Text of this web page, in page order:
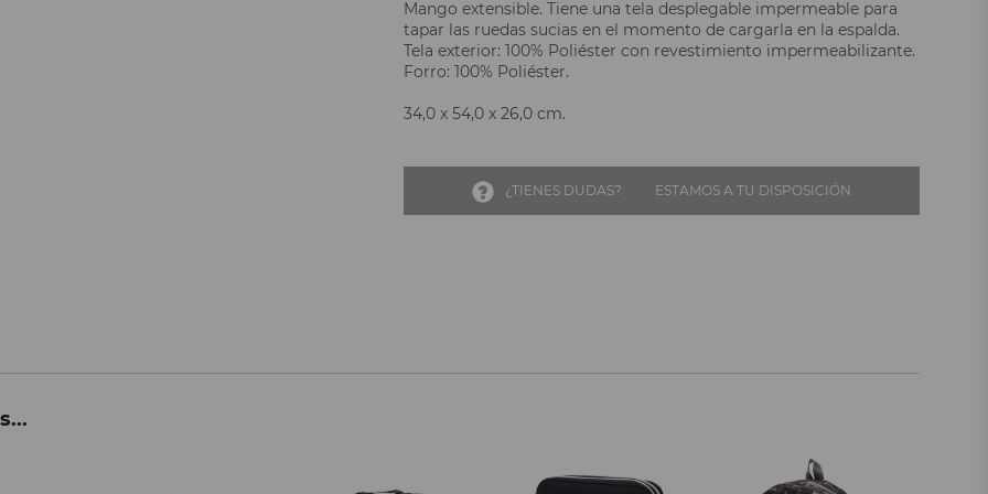
Mango extensible. Tiene una tela desplegable impermeable para
tapar las ruedas sucias en el momento de cargarla en la espalda.
Tela exterior: 100% Poliéster con revestimiento impermeabilizante.
Forro: 100% Poliéster.
34,0 x 54,0 x 26,0 cm.
¿TIENES DUDAS? ESTAMOS A TU DISPOSICIÓN